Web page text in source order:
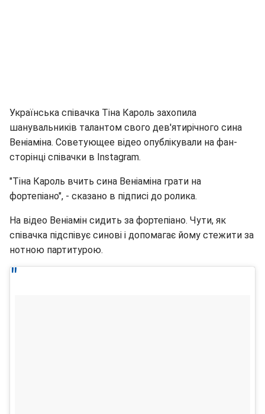
Українська співачка Тіна Кароль захопила
шанувальників талантом свого дев'ятирічного сина
Веніаміна. Советующее відео опублікували на фан-
сторінці співачки в Instagram.
"Тіна Кароль вчить сина Веніаміна грати на
фортепіано", - сказано в підписі до ролика.
На відео Веніамін сидить за фортепіано. Чути, як
співачка підспівує синові і допомагає йому стежити за
нотною партитурою.